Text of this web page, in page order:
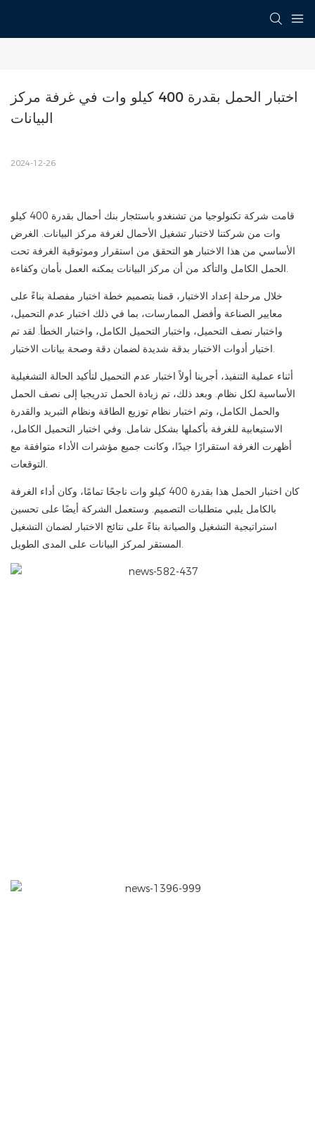
اختبار الحمل بقدرة 400 كيلو وات في غرفة مركز
البيانات
2024-12-26
قامت شركة تكنولوجيا من تشنغدو باستئجار بنك أحمال بقدرة 400 كيلو
وات من شركتنا لاختبار تشغيل الأحمال لغرفة مركز البيانات. الغرض
الأساسي من هذا الاختبار هو التحقق من استقرار وموثوقية الغرفة تحت
الحمل الكامل والتأكد من أن مركز البيانات يمكنه العمل بأمان وكفاءة.
خلال مرحلة إعداد الاختبار، قمنا بتصميم خطة اختبار مفصلة بناءً على
معايير الصناعة وأفضل الممارسات، بما في ذلك اختبار عدم التحميل،
واختبار نصف التحميل، واختبار التحميل الكامل، واختبار الخطأ. لقد تم
اختيار أدوات الاختبار بدقة شديدة لضمان دقة وصحة بيانات الاختبار.
أثناء عملية التنفيذ، أجرينا أولاً اختبار عدم التحميل لتأكيد الحالة التشغيلية
الأساسية لكل نظام. وبعد ذلك، تم زيادة الحمل تدريجيا إلى نصف الحمل
والحمل الكامل، وتم اختبار نظام توزيع الطاقة ونظام التبريد والقدرة
الاستيعابية للغرفة بأكملها بشكل شامل. وفي اختبار التحميل الكامل،
أظهرت الغرفة استقرارًا جيدًا، وكانت جميع مؤشرات الأداء متوافقة مع
التوقعات.
كان اختبار الحمل هذا بقدرة 400 كيلو وات ناجحًا تمامًا، وكان أداء الغرفة
بالكامل يلبي متطلبات التصميم. وستعمل الشركة أيضًا على تحسين
استراتيجية التشغيل والصيانة بناءً على نتائج الاختبار لضمان التشغيل
المستقر لمركز البيانات على المدى الطويل.